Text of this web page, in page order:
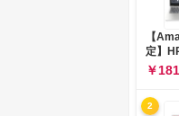
【
定】
コン
チ イ
120U
￥
2